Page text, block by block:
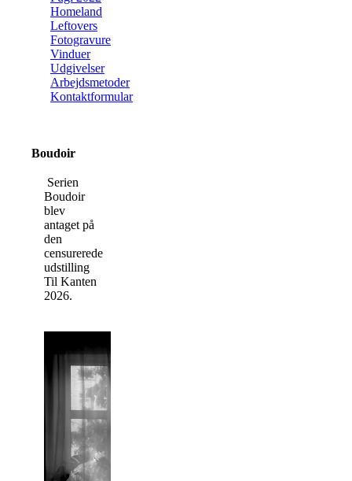
Homeland
Leftovers
Fotogravure
Vinduer
Udgivelser
Arbejdsmetoder
Kontaktformular
Boudoir
Serien
Boudoir
blev
antaget på
den
censurerede
udstilling
Til Kanten
2026.